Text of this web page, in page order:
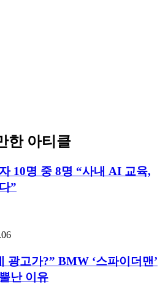
한 아티클
10명 중 8명 “사내 AI 교육,
”
광고가?” BMW ‘스파이더맨’
난 이유